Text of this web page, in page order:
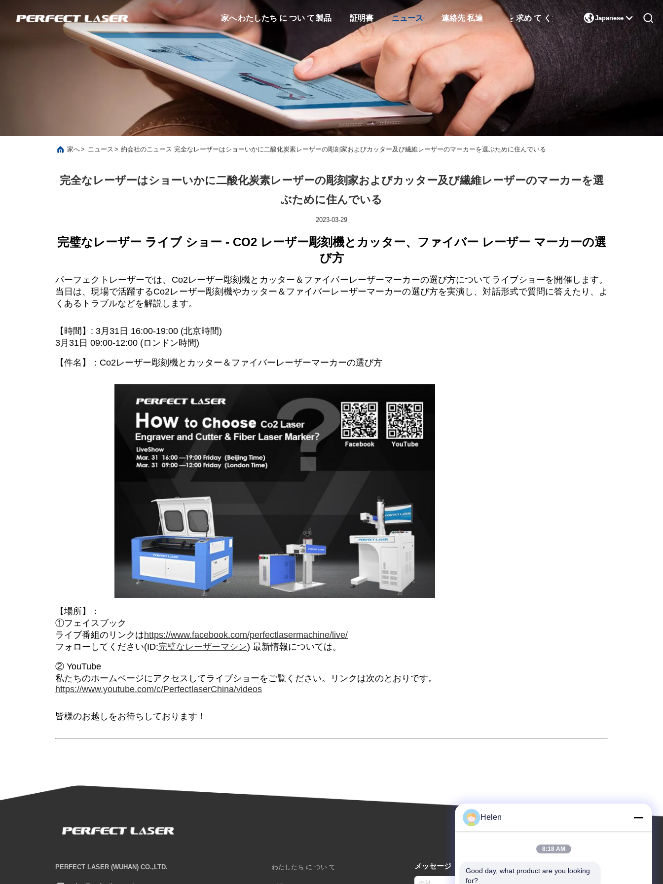
家へわたしたち に つい て製品 証明書 ニュース 連絡先 私達 引金 を 求め て ください Japanese 
家へ> ニュース > 約会社のニュース 完全なレーザーはショーいかに二酸化炭素レーザーの彫刻家およびカッター及び繊維レーザーのマーカーを選ぶために住んでいる
完全なレーザーはショーいかに二酸化炭素レーザーの彫刻家およびカッター及び繊維レーザーのマーカーを選
ぶために住んでいる
2023-03-29
完璧なレーザー ライブ ショー - CO2 レーザー彫刻機とカッター、ファイバー レーザー マーカーの選
び方
パーフェクトレーザーでは、Co2レーザー彫刻機とカッター＆ファイバーレーザーマーカーの選び方についてライブショーを開催します。
当日は、現場で活躍するCo2レーザー彫刻機やカッター＆ファイバーレーザーマーカーの選び方を実演し、対話形式で質問に答えたり、よ
くあるトラブルなどを解説します。
【時間】: 3月31日 16:00-19:00 (北京時間)
3月31日 09:00-12:00 (ロンドン時間)
【件名】：Co2レーザー彫刻機とカッター＆ファイバーレーザーマーカーの選び方
【場所】：
①フェイスブック
ライブ番組のリンクはhttps://www.facebook.com/perfectlasermachine/live/
フォローしてください(ID:完璧なレーザーマシン) 最新情報については。
② YouTube
私たちのホームページにアクセスしてライブショーをご覧ください。リンクは次のとおりです。
https://www.youtube.com/c/PerfectlaserChina/videos
皆様のお越しをお待ちしております！
PERFECT LASER (WUHAN) CO.,LTD. わたしたち に つい て メッセージ
Helen
8:18 AM
Good day, what product are you looking
for?